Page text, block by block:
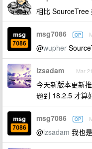
相比 SourceTree
msg7086 OP
@wupher
lzsadam Mar
今天新版本更新
题到 18.2.5 才算
msg7086 OP
@lzsadam 我也